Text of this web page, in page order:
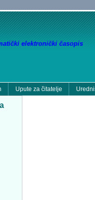
elektronički časopis
Upute za čitatelje